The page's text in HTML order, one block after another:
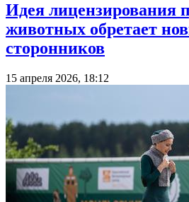
Идея лицензирования
животных обретает
сторонников
15 апреля 2026, 18:12